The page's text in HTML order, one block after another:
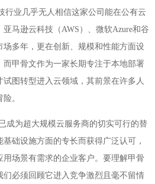
行业几乎无人相信这家公司能在公有云
马逊云科技（AWS）、微软Azure和谷
多年，更在创新、规模和性能方面设
甲骨文作为一家长期专注于本地部署
图转型进入云领域，其前景在许多人
。
成为超大规模云服务商的切实可行的替
础设施方面的专长而获得广泛认可，
场景有需求的企业客户。要理解甲骨
必须回顾它进入竞争激烈且毫不留情